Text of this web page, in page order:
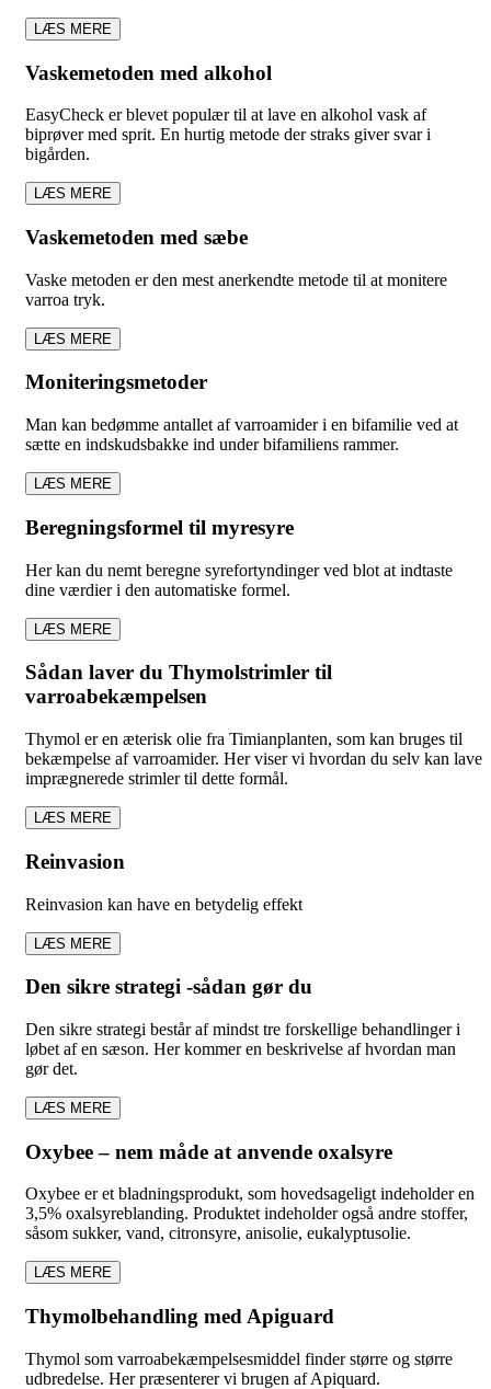
LÆS MERE
Vaskemetoden med alkohol
EasyCheck er blevet populær til at lave en alkohol vask af
biprøver med sprit. En hurtig metode der straks giver svar i
bigården.
LÆS MERE
Vaskemetoden med sæbe
Vaske metoden er den mest anerkendte metode til at monitere
varroa tryk.
LÆS MERE
Moniteringsmetoder
Man kan bedømme antallet af varroamider i en bifamilie ved at
sætte en indskudsbakke ind under bifamiliens rammer.
LÆS MERE
Beregningsformel til myresyre
Her kan du nemt beregne syrefortyndinger ved blot at indtaste
dine værdier i den automatiske formel.
LÆS MERE
Sådan laver du Thymolstrimler til
varroabekæmpelsen
Thymol er en æterisk olie fra Timianplanten, som kan bruges til
bekæmpelse af varroamider. Her viser vi hvordan du selv kan lave
imprægnerede strimler til dette formål.
LÆS MERE
Reinvasion
Reinvasion kan have en betydelig effekt
LÆS MERE
Den sikre strategi -sådan gør du
Den sikre strategi består af mindst tre forskellige behandlinger i
løbet af en sæson. Her kommer en beskrivelse af hvordan man
gør det.
LÆS MERE
Oxybee – nem måde at anvende oxalsyre
Oxybee er et bladningsprodukt, som hovedsageligt indeholder en
3,5% oxalsyreblanding. Produktet indeholder også andre stoffer,
såsom sukker, vand, citronsyre, anisolie, eukalyptusolie.
LÆS MERE
Thymolbehandling med Apiguard
Thymol som varroabekæmpelsesmiddel finder større og større
udbredelse. Her præsenterer vi brugen af Apiquard.